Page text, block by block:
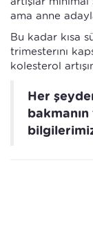
ama anne
Bu kadar kısa
trimesterını
kolesterol
Her